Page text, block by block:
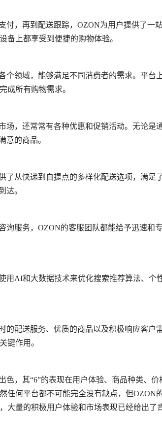
付，再到配送跟踪，OZON为用户提供了一
备上都享受到便捷的购物体验。
个领域，能够满足不同消费者的需求。平台
成所有购物需求。
场，还常常有各种优惠和促销活动。无论是
意的商品。
了从快递到自提点的多样化配送选项，满足
达。
询服务，OZON的客服团队都能给予迅速和
用AI和大数据技术来优化搜索推荐算法、个
的配送服务、优质的商品以及积极响应客户
键作用。
色，其“6”的表现在用户体验、商品种类、价
任何平台都不可能完全没有缺点，但OZON
大量的积极用户体验和市场表现已经给出了